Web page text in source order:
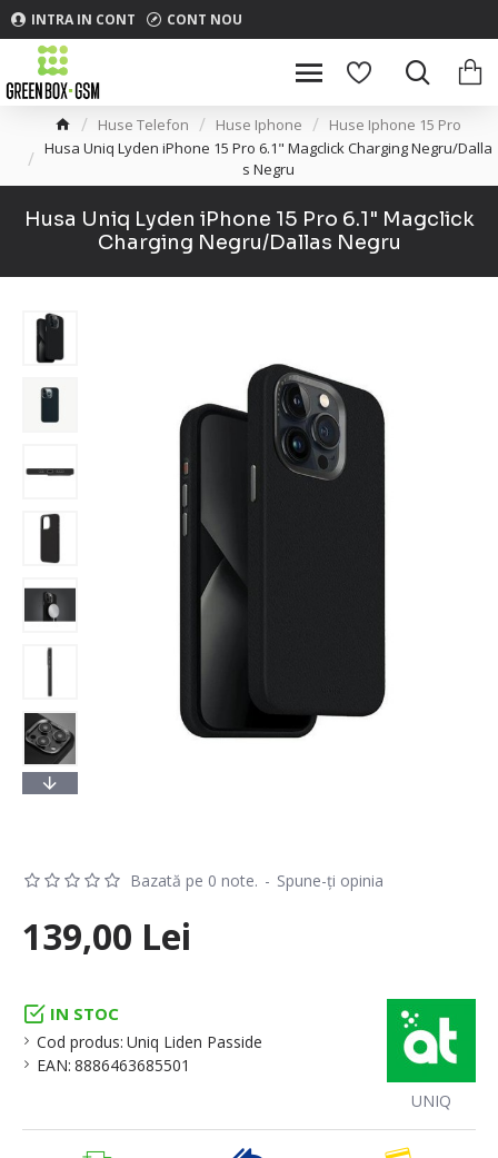
INTRA IN CONT CONT NOU
Huse Telefon Huse Iphone
Huse Iphone 15 Pro
Husa Uniq Lyden iPhone 15 Pro 6.1" Magclick Charging Negru/Dalla
s Negru
Husa Uniq Lyden iPhone 15 Pro 6.1" Magclick
Charging Negru/Dallas Negru
IN STOC
Cod produs: Uniq Liden Passide
EAN: 8886463685501
UNIQ
Bazată pe 0 note. - Spune-ţi opinia
139,00 Lei